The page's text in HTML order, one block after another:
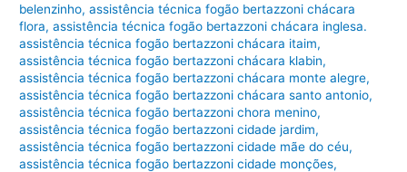
belenzinho,assistência técnica fogão bertazzoni chácara
flora,assistência técnica fogão bertazzoni chácara inglesa.
assistência técnica fogão bertazzoni chácara itaim,
assistência técnica fogão bertazzoni chácara klabin,
assistência técnica fogão bertazzoni chácara monte alegre,
assistência técnica fogão bertazzoni chácara santo antonio,
assistência técnica fogão bertazzoni chora menino,
assistência técnica fogão bertazzoni cidade jardim,
assistência técnica fogão bertazzoni cidade mãe do céu,
assistência técnica fogão bertazzoni cidade monções,